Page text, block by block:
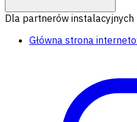
Dla partnerów instalacyjnych
Główna strona